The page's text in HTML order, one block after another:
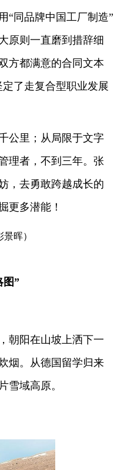
“同品牌中国工厂制造”
原则一直磨到措辞细
方都满意的合同文本
了走复合型职业发展
里；从局限于文字
理者，不到三年。张
，去勇敢跨越成长的
更多潜能！
晖）
”
阳在山坡上洒下一
烟。从德国留学归来
雪域高原。